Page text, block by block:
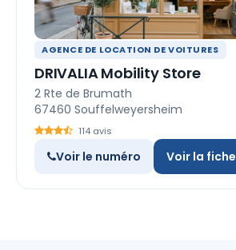
AGENCE DE LOCATION DE VOITURES
DRIVALIA Mobility Store
2 Rte de Brumath
67460 Souffelweyersheim
114 avis
Voir le numéro Voir la fiche